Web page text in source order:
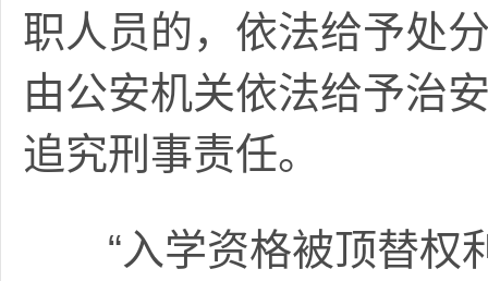
职人员的，依法给予处
由公安机关依法给予治
追究刑事责任。
“入学资格被顶替权